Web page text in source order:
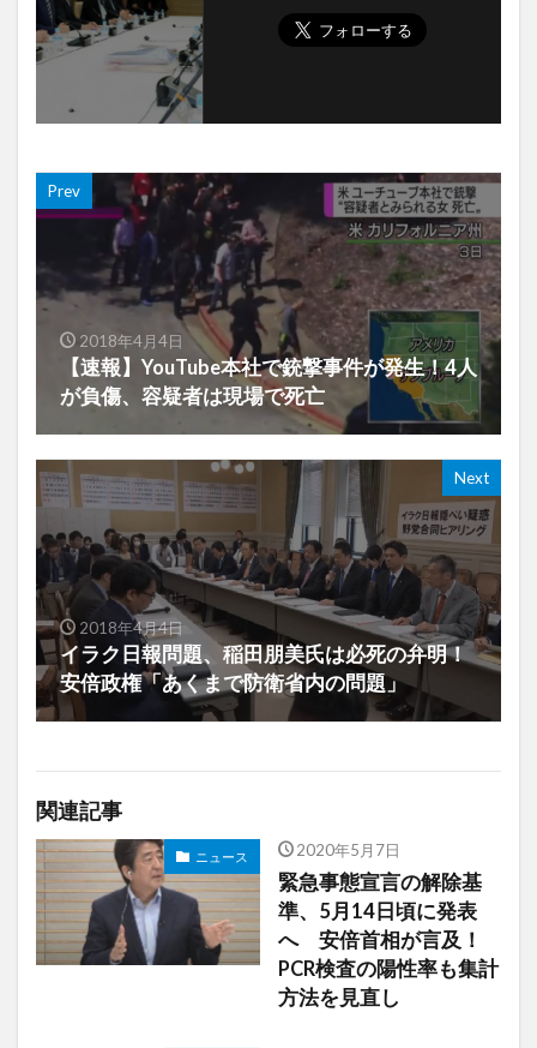
Prev
2018年4月4日
【速報】YouTube本社で銃撃事件が発生！4人
が負傷、容疑者は現場で死亡
Next
2018年4月4日
イラク日報問題、稲田朋美氏は必死の弁明！
安倍政権「あくまで防衛省内の問題」
関連記事
ニュース 2020年5月7日
緊急事態宣言の解除基
準、5月14日頃に発表
へ 安倍首相が言及！
PCR検査の陽性率も集計
方法を見直し